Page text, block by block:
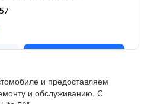
и предоставляем
и обслуживанию. С